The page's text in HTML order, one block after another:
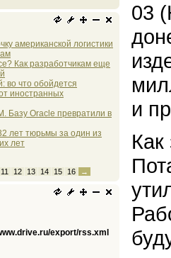
американской логистики
Как разработчикам еще
во что обойдется
иностранных
Базу Oracle превратили в
лет тюрьмы за один из
лет
11 12 13 14 15 16 →
export/rss.xml
03
и
Как